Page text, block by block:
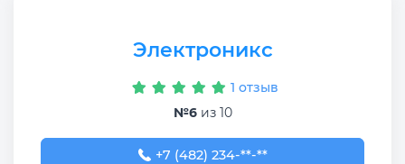
Электроникс
1 отзыв
№6из 10
+7 (482) 234-75-56
+7 (482) 234-**-**